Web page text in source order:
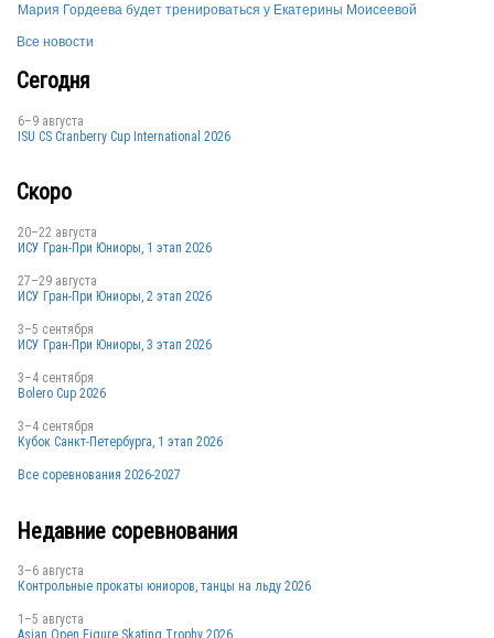
RUS
CAN
USA
USA
CHN
FRA
Мария Гордеева будет тренироваться у Екатерины Моисеевой
Все новости
Сегодня
6–9 августа
ISU CS Cranberry Cup International 2026
Скоро
20–22 августа
ИСУ Гран-При Юниоры, 1 этап 2026
27–29 августа
ИСУ Гран-При Юниоры, 2 этап 2026
3–5 сентября
ИСУ Гран-При Юниоры, 3 этап 2026
3–4 сентября
Bolero Cup 2026
3–4 сентября
Кубок Санкт-Петербурга, 1 этап 2026
Все соревнования 2026-2027
Недавние соревнования
3–6 августа
Контрольные прокаты юниоров, танцы на льду 2026
1–5 августа
Asian Open Figure Skating Trophy 2026